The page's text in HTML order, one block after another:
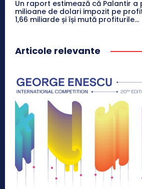
Un raport estimează că Palantir a
milioane de dolari impozit pe
1,66 miliarde și își mută profiturile...
Articole relevante